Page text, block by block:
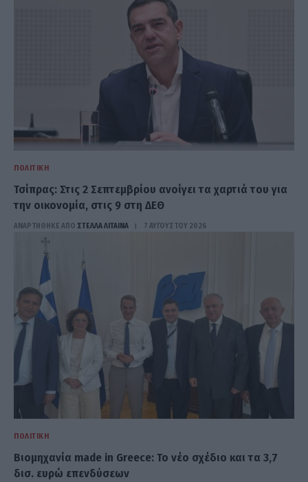
ΠΟΛΙΤΙΚΉ
Τσίπρας: Στις 2 Σεπτεμβρίου ανοίγει τα χαρτιά του για
την οικονομία, στις 9 στη ΔΕΘ
ΑΝΑΡΤΗΘΗΚΕ ΑΠΟ ΣΤΈΛΛΑ ΛΊΤΑΙΝΑ 7 ΑΥΓΟΎΣΤΟΥ 2026
ΠΟΛΙΤΙΚΉ
Βιομηχανία made in Greece: Το νέο σχέδιο και τα 3,7
δισ. ευρώ επενδύσεων